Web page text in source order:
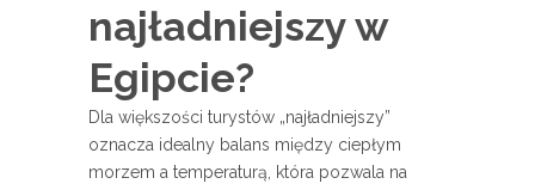
najładniejszy w
Egipcie?
Dla większości turystów „najładniejszy”
oznacza idealny balans między ciepłym
morzem a temperaturą, która pozwala na